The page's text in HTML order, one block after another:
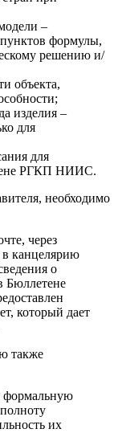
–
пунктов формулы,
решению и/
объекта,
изделия –
для
для
РГКП НИИС.
необходимо
через
в канцелярию
о
Бюллетене
который дает
также
их